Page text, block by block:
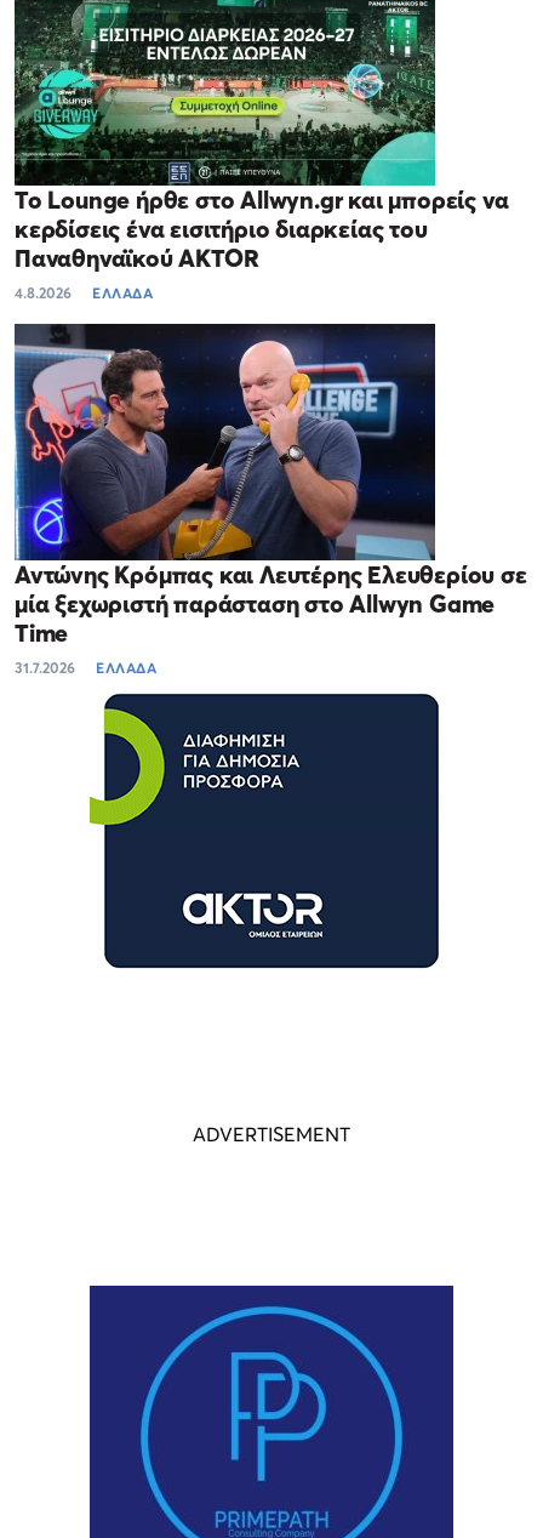
Το Lounge ήρθε στο Allwyn.gr και μπορείς να
κερδίσεις ένα εισιτήριο διαρκείας του
Παναθηναϊκού AKTOR
4.8.2026 ΕΛΛΑΔΑ
Αντώνης Κρόμπας και Λευτέρης Ελευθερίου σε
μία ξεχωριστή παράσταση στο Allwyn Game
Time
31.7.2026 ΕΛΛΑΔΑ